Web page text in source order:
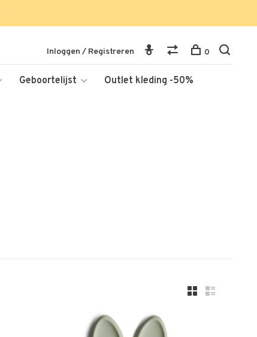
Geboortelijst
Outlet kleding -50%
Inloggen / Registreren 0